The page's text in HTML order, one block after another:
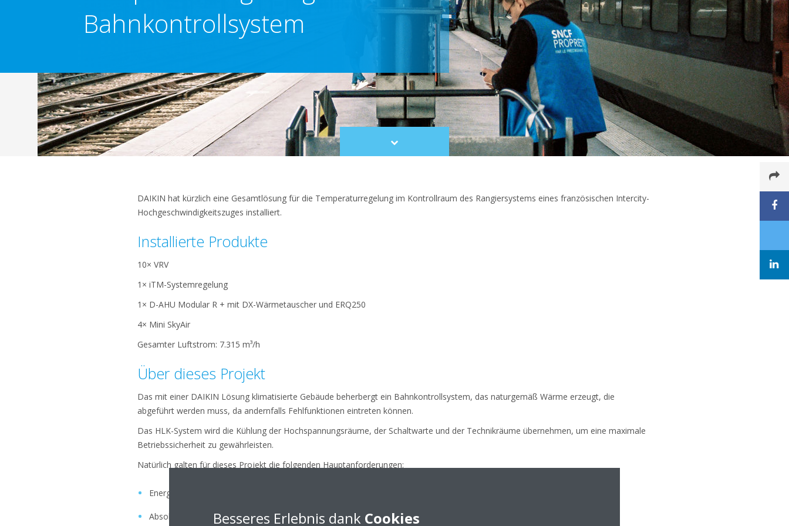
Bahnkontrollsystem
Scroll
to
DAIKIN hat kürzlich eine Gesamtlösung für die Temperaturregelung im Kontrollraum des Rangiersystems eines französischen Intercity-
Hochgeschwindigkeitszuges installiert.
Installierte Produkte
10× VRV
1× iTM-Systemregelung
1× D-AHU Modular R + mit DX-Wärmetauscher und ERQ250
4× Mini SkyAir
Gesamter Luftstrom: 7.315 m³/h
Über dieses Projekt
Das mit einer DAIKIN Lösung klimatisierte Gebäude beherbergt ein Bahnkontrollsystem, das naturgemäß Wärme erzeugt, die
abgeführt werden muss, da andernfalls Fehlfunktionen eintreten können.
Das HLK-System wird die Kühlung der Hochspannungsräume, der Schaltwarte und der Technikräume übernehmen, um eine maximale
Betriebssicherheit zu gewährleisten.
Natürlich galten für dieses Projekt die folgenden Hauptanforderungen:
Energieeffizienz
Absolute ZuverlässigkeitBesseres Erlebnis dank Cookies